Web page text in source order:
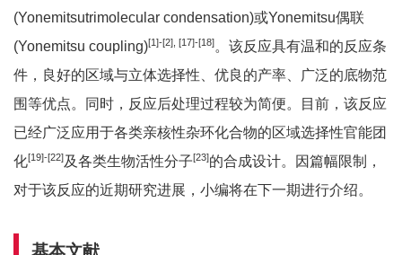
(Yonemitsutrimolecular condensation)或Yonemitsu偶联
(Yonemitsu coupling)[1]-[2], [17]-[18]。该反应具有温和的反应条
件，良好的区域与立体选择性、优良的产率、广泛的底物范
围等优点。同时，反应后处理过程较为简便。目前，该反应
已经广泛应用于各类亲核性杂环化合物的区域选择性官能团
化[19]-[22]及各类生物活性分子[23]的合成设计。因篇幅限制，
对于该反应的近期研究进展，小编将在下一期进行介绍。
基本文献